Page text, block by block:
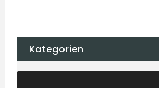
Kategorien